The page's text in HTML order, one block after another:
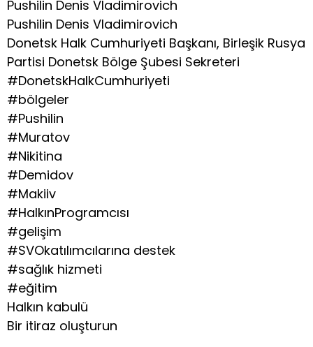
Pushilin Denis Vladimirovich
Pushilin Denis Vladimirovich
Donetsk Halk Cumhuriyeti Başkanı, Birleşik Rusya
Partisi Donetsk Bölge Şubesi Sekreteri
#DonetskHalkCumhuriyeti
#bölgeler
#Pushilin
#Muratov
#Nikitina
#Demidov
#Makiiv
#HalkınProgramcısı
#gelişim
#SVOkatılımcılarına destek
#sağlık hizmeti
#eğitim
Halkın kabulü
Bir itiraz oluşturun